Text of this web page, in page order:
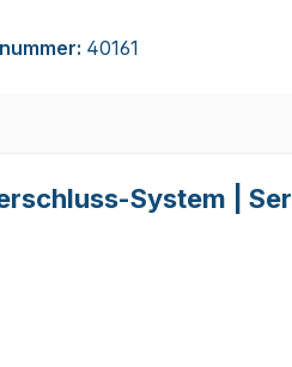
40161
System |